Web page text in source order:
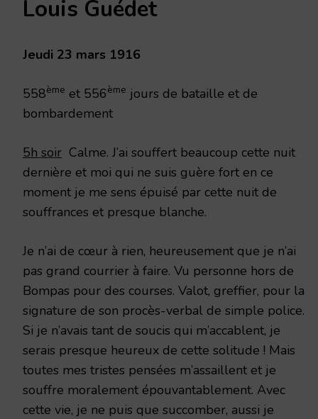
MARS
1916
Louis Guédet
Jeudi 23 mars 1916
558ème et 556ème jours de bataille et de
bombardement
5h soir Calme. J’ai souffert beaucoup cette nuit
dernière et moi qui ne suis guère fort en ce
moment je me sens épuisé par cette nuit de
souffrances et presque blanche.
Je n’ai de cœur à rien, heureusement que je n’ai
pas grand courrier à faire. Vu personne hors de
Bompas pour des courses. Valot, greffier, pour la
signature de son procès-verbal de simple police.
Si je n’avais tant de soucis qui m’accablent, je
serais presque heureux de cette solitude ! Mais
toutes mes tristes pensées m’assaillent et je
souffre moralement épouvantablement. Avec
cette vie, je ne puis que succomber, aussi je